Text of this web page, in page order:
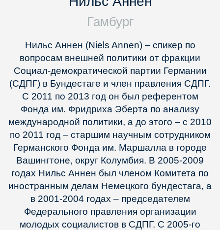
Гамбург
Нильс Аннен (Niels Annen) – спикер по
вопросам внешней политики от фракции
Социал-демократической партии Германии
(СДПГ) в Бундестаге и член правления СДПГ.
С 2011 по 2013 год он был референтом
Фонда им. Фридриха Эберта по анализу
международной политики, а до этого – с 2010
по 2011 год – старшим научным сотрудником
Германского Фонда им. Маршалла в городе
Вашингтоне, округ Колумбия. В 2005-2009
годах Нильс Аннен был членом Комитета по
иностранным делам Немецкого бундестага, а
в 2001-2004 годах – председателем
Федерального правления организации
молодых социалистов в СДПГ. С 2005-го